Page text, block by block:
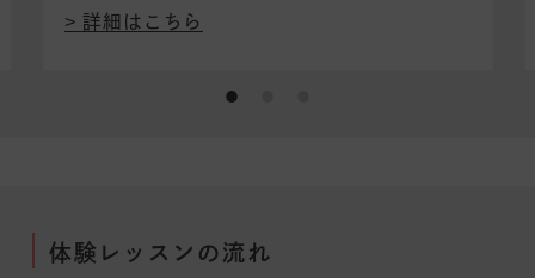
詳細はこちら
体験レッスンの流れ